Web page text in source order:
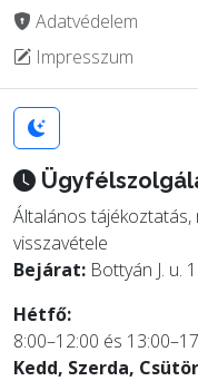
Adatvédelem
Impresszum
Általános
visszavétele
Bejárat: Bottyán J. u. 1.
Hétfő:
8:00–12:00 és
Kedd, Szerda,